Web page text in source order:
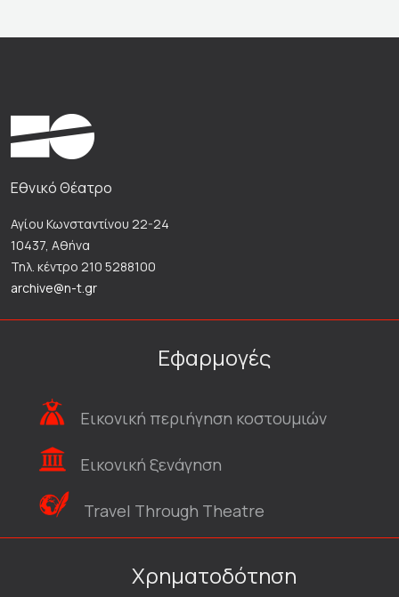
Εθνικό Θέατρο
Αγίου Κωνσταντίνου 22-24
10437, Αθήνα
Τηλ. κέντρο 210 5288100
archive@n-t.gr
Εφαρμογές
Εικονική περιήγηση κοστουμιών
Εικονική ξενάγηση
Travel Through Theatre
Χρηματοδότηση